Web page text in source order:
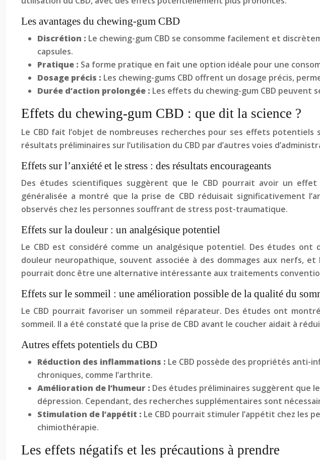
Les avantages du chewing-gum CBD
Discrétion : Le chewing-gum CBD se consomme facilement et
capsules.
Pratique : Sa forme pratique en fait une option idéale pour une
Dosage précis : Les chewing-gums CBD offrent un dosage précis,
Durée d’action prolongée : Les effets du chewing-gum CBD
Effets du chewing-gum CBD : que dit la science ?
Le CBD fait l’objet de nombreuses recherches pour ses effets
résultats préliminaires sur l’utilisation du CBD par d’autres voies
Effets sur l’anxiété et le stress : des résultats encourageants
Des études scientifiques suggèrent que le CBD pourrait avoir un
généralisée a montré que la prise de CBD réduisait significativement
observés chez les personnes souffrant de stress post-traumatique.
Effets sur la douleur : un analgésique potentiel
Le CBD est considéré comme un analgésique potentiel. Des études
douleur neuropathique, souvent associée à des dommages aux nerfs,
pourrait donc être une alternative intéressante aux traitements
Effets sur le sommeil : une amélioration possible de la qualité du
Le CBD pourrait favoriser un sommeil réparateur. Des études ont
sommeil. Il a été constaté que la prise de CBD avant le coucher aidait à
Autres effets potentiels du CBD
Réduction des inflammations : Le CBD possède des propriétés anti-
chroniques, comme l’arthrite.
Amélioration de l’humeur : Des études préliminaires suggèrent que
dépression. Cependant, des recherches supplémentaires sont
Stimulation de l’appétit : Le CBD pourrait stimuler l’appétit chez les
chimiothérapie.
Les effets négatifs et les précautions à prendre